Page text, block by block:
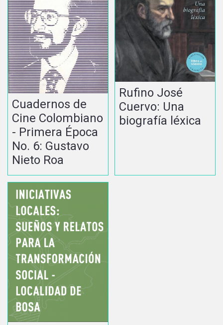
Cuadernos de
Cine Colombiano
- Primera Época
No. 6: Gustavo
Nieto Roa
Rufino José
Cuervo: Una
biografía léxica